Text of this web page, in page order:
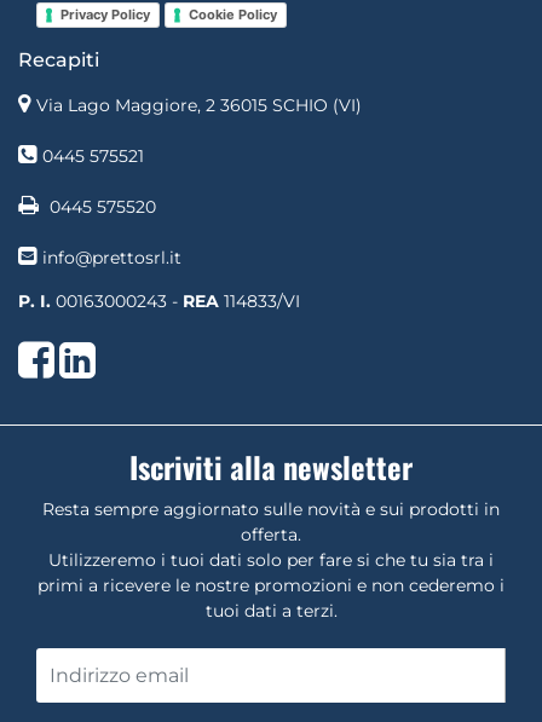
Privacy Policy Cookie Policy
Recapiti
Via Lago Maggiore, 2 36015 SCHIO (VI)
0445 575521
0445 575520
info@prettosrl.it
P. I. 00163000243 - REA 114833/VI
Facebook
LinkedIn
Iscriviti alla newsletter
Resta sempre aggiornato sulle novità e sui prodotti in
offerta.
Utilizzeremo i tuoi dati solo per fare si che tu sia tra i
primi a ricevere le nostre promozioni e non cederemo i
tuoi dati a terzi.